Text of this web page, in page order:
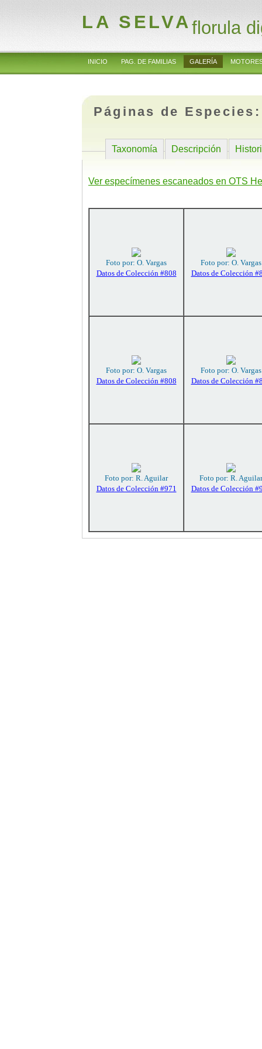
LA SELVAflorula
INICIO PAG. DE FAMILIAS GALERÍA
Páginas de
Taxonomía Descripción
Ver especímenes escaneados en OTS
Foto por: O. Vargas
Datos de Colección #808
Foto por: O. Vargas
Datos de Colección
Foto por: O. Vargas
Datos de Colección #808
Foto por: O. Vargas
Datos de Colección
Foto por: R. Aguilar
Datos de Colección #971
Foto por: R. Aguilar
Datos de Colección